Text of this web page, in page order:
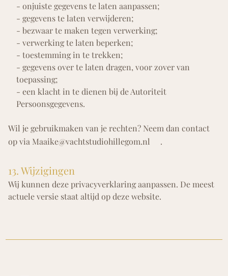
- onjuiste gegevens te laten aanpassen;
- gegevens te laten verwijderen;
- bezwaar te maken tegen verwerking;
- verwerking te laten beperken;
- toestemming in te trekken;
- gegevens over te laten dragen, voor zover van
toepassing;
- een klacht in te dienen bij de Autoriteit
Persoonsgegevens.
Wil je gebruikmaken van je rechten? Neem dan contact
op via Maaike@vachtstudiohillegom.nl .
13. Wijzigingen
Wij kunnen deze privacyverklaring aanpassen. De meest
actuele versie staat altijd op deze website.